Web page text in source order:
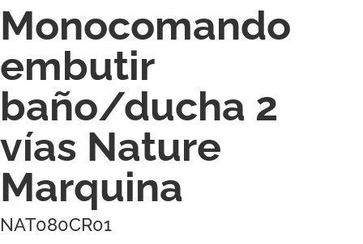
Monocomando
embutir
baño/ducha 2
vías Nature
Marquina
NAT080CR01